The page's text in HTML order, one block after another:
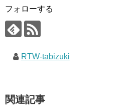
フォローする
RTW-tabizuki
関連記事